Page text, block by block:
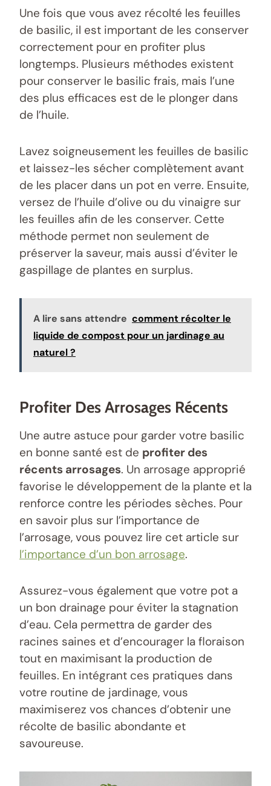
Une fois que vous avez récolté les feuilles
de basilic, il est important de les conserver
correctement pour en profiter plus
longtemps. Plusieurs méthodes existent
pour conserver le basilic frais, mais l’une
des plus efficaces est de le plonger dans
de l’huile.
Lavez soigneusement les feuilles de basilic
et laissez-les sécher complètement avant
de les placer dans un pot en verre. Ensuite,
versez de l’huile d’olive ou du vinaigre sur
les feuilles afin de les conserver. Cette
méthode permet non seulement de
préserver la saveur, mais aussi d’éviter le
gaspillage de plantes en surplus.
A lire sans attendre comment récolter le
liquide de compost pour un jardinage au
naturel ?
Profiter Des Arrosages Récents
Une autre astuce pour garder votre basilic
en bonne santé est de profiter des
récents arrosages. Un arrosage approprié
favorise le développement de la plante et la
renforce contre les périodes sèches. Pour
en savoir plus sur l’importance de
l’arrosage, vous pouvez lire cet article sur
l’importance d’un bon arrosage.
Assurez-vous également que votre pot a
un bon drainage pour éviter la stagnation
d’eau. Cela permettra de garder des
racines saines et d’encourager la floraison
tout en maximisant la production de
feuilles. En intégrant ces pratiques dans
votre routine de jardinage, vous
maximiserez vos chances d’obtenir une
récolte de basilic abondante et
savoureuse.